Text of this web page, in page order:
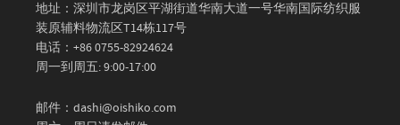
地址：深圳市龙岗区平湖街道华南大道一号华南国际纺织服
装原辅料物流区T14栋117号
电话：+86 0755-82924624
周一到周五: 9:00-17:00
邮件：dashi@oishiko.com